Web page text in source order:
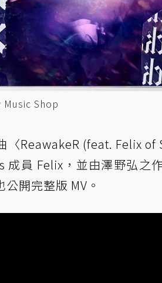
Music Shop
〈ReawakeR (feat. Felix of
員 Felix，並由澤野弘之
開完整版 MV。